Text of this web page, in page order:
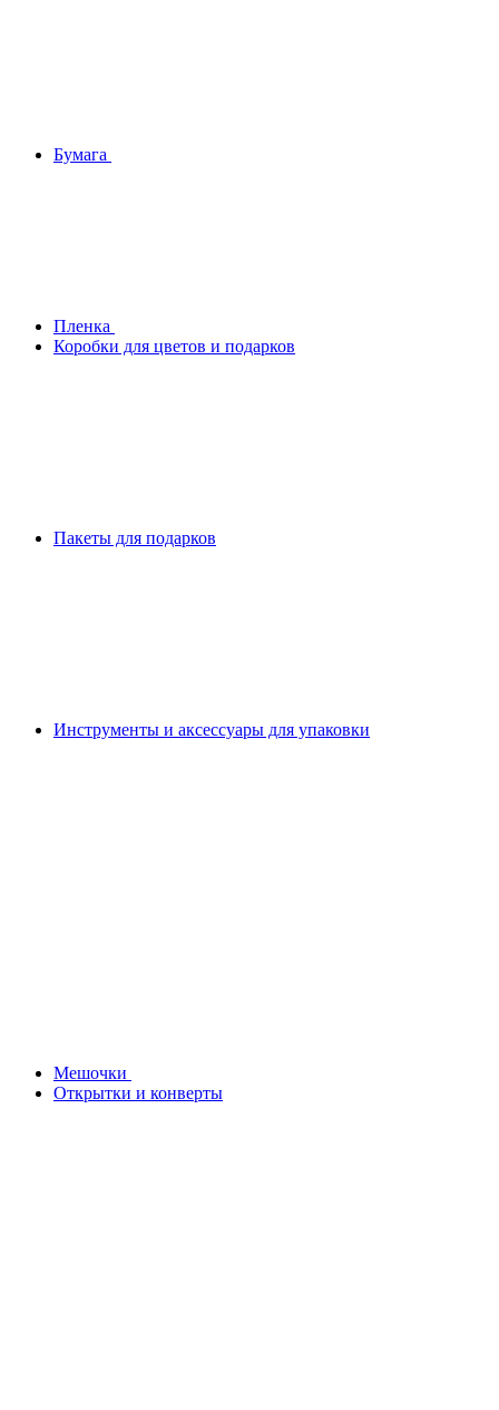
Бумага
Плeнка
Коробки для цветов и подарков
Пакеты для подарков
Инструменты и аксессуары для упаковки
Мешочки
Открытки и конверты